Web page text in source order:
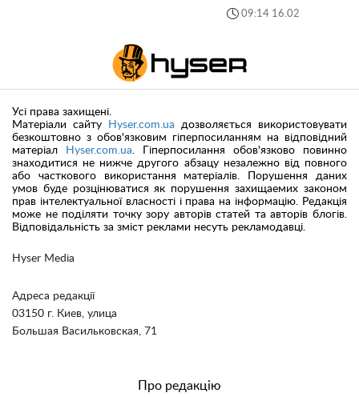
09:14 16.02
Hyser Media
Адреса редакції
03150 г. Киев, улица
Большая Васильковская, 71
Усі права захищені.
Матеріали сайту
Hyser.com.ua дозволяється використовувати
безкоштовно з обов'язковим гіперпосиланням на відповідний
матеріал
Hyser.com.ua. Гіперпосилання обов'язково повинно
знаходитися не нижче другого абзацу незалежно від повного
або часткового використання матеріалів. Порушення даних
умов буде розцінюватися як порушення захищаемих законом
прав інтелектуальної власності і права на інформацію. Редакція
може не поділяти точку зору авторів статей та авторів блогів.
Відповідальність за зміст реклами несуть рекламодавці.
Про редакцію